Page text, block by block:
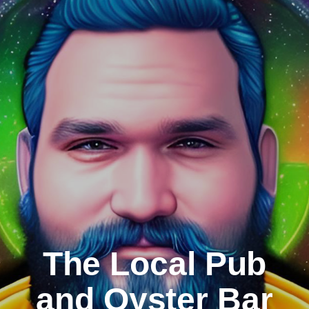
The Local Pub
and Oyster Bar